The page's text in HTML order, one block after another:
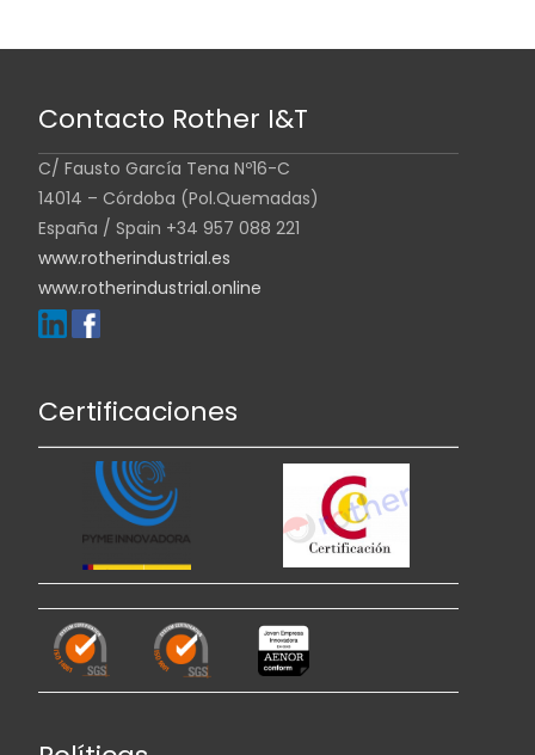
Contacto Rother I&T
C/ Fausto García Tena Nº16-C
14014 – Córdoba (Pol.Quemadas)
España / Spain +34 957 088 221
www.rotherindustrial.es
www.rotherindustrial.online
Certificaciones